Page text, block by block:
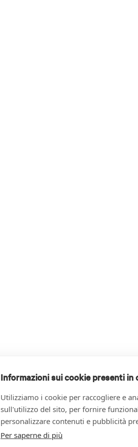
Informazioni sui cookie presenti in
Utilizziamo i cookie per raccogliere e
sull'utilizzo del sito, per fornire
personalizzare contenuti e pubblicità
Per saperne di più